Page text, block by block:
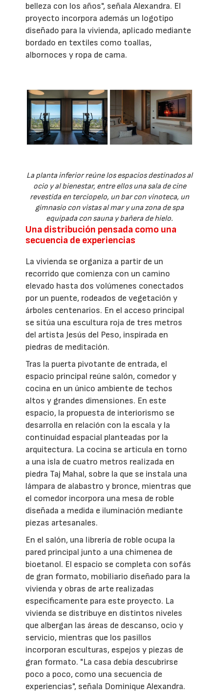
belleza con los años", señala Alexandra. El
proyecto incorpora además un logotipo
diseñado para la vivienda, aplicado mediante
bordado en textiles como toallas,
albornoces y ropa de cama.
La planta inferior reúne los espacios destinados al
ocio y al bienestar, entre ellos una sala de cine
revestida en terciopelo, un bar con vinoteca, un
gimnasio con vistas al mar y una zona de spa
equipada con sauna y bañera de hielo.
Una distribución pensada como una
secuencia de experiencias
La vivienda se organiza a partir de un
recorrido que comienza con un camino
elevado hasta dos volúmenes conectados
por un puente, rodeados de vegetación y
árboles centenarios. En el acceso principal
se sitúa una escultura roja de tres metros
del artista Jesús del Peso, inspirada en
piedras de meditación.
Tras la puerta pivotante de entrada, el
espacio principal reúne salón, comedor y
cocina en un único ambiente de techos
altos y grandes dimensiones. En este
espacio, la propuesta de interiorismo se
desarrolla en relación con la escala y la
continuidad espacial planteadas por la
arquitectura. La cocina se articula en torno
a una isla de cuatro metros realizada en
piedra Taj Mahal, sobre la que se instala una
lámpara de alabastro y bronce, mientras que
el comedor incorpora una mesa de roble
diseñada a medida e iluminación mediante
piezas artesanales.
En el salón, una librería de roble ocupa la
pared principal junto a una chimenea de
bioetanol. El espacio se completa con sofás
de gran formato, mobiliario diseñado para la
vivienda y obras de arte realizadas
específicamente para este proyecto. La
vivienda se distribuye en distintos niveles
que albergan las áreas de descanso, ocio y
servicio, mientras que los pasillos
incorporan esculturas, espejos y piezas de
gran formato. "La casa debía descubrirse
poco a poco, como una secuencia de
experiencias", señala Dominique Alexandra.